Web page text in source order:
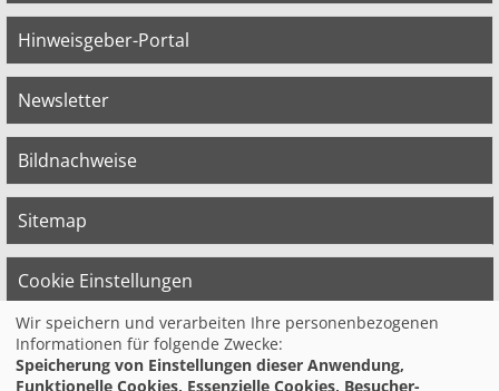
Hinweisgeber-Portal
Newsletter
Bildnachweise
Sitemap
Cookie Einstellungen
© 2026 Bildungswerk der Vereinten Dienst­
leis­tungs­ge­werk­schaft (ver.di) in
Wir speichern und verarbeiten Ihre personenbezogenen
Informationen für folgende Zwecke:
Speicherung von Einstellungen dieser Anwendung,
Funktionelle Cookies, Essenzielle Cookies, Besucher-